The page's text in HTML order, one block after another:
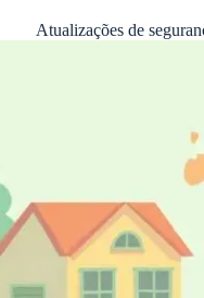
Atualizações de